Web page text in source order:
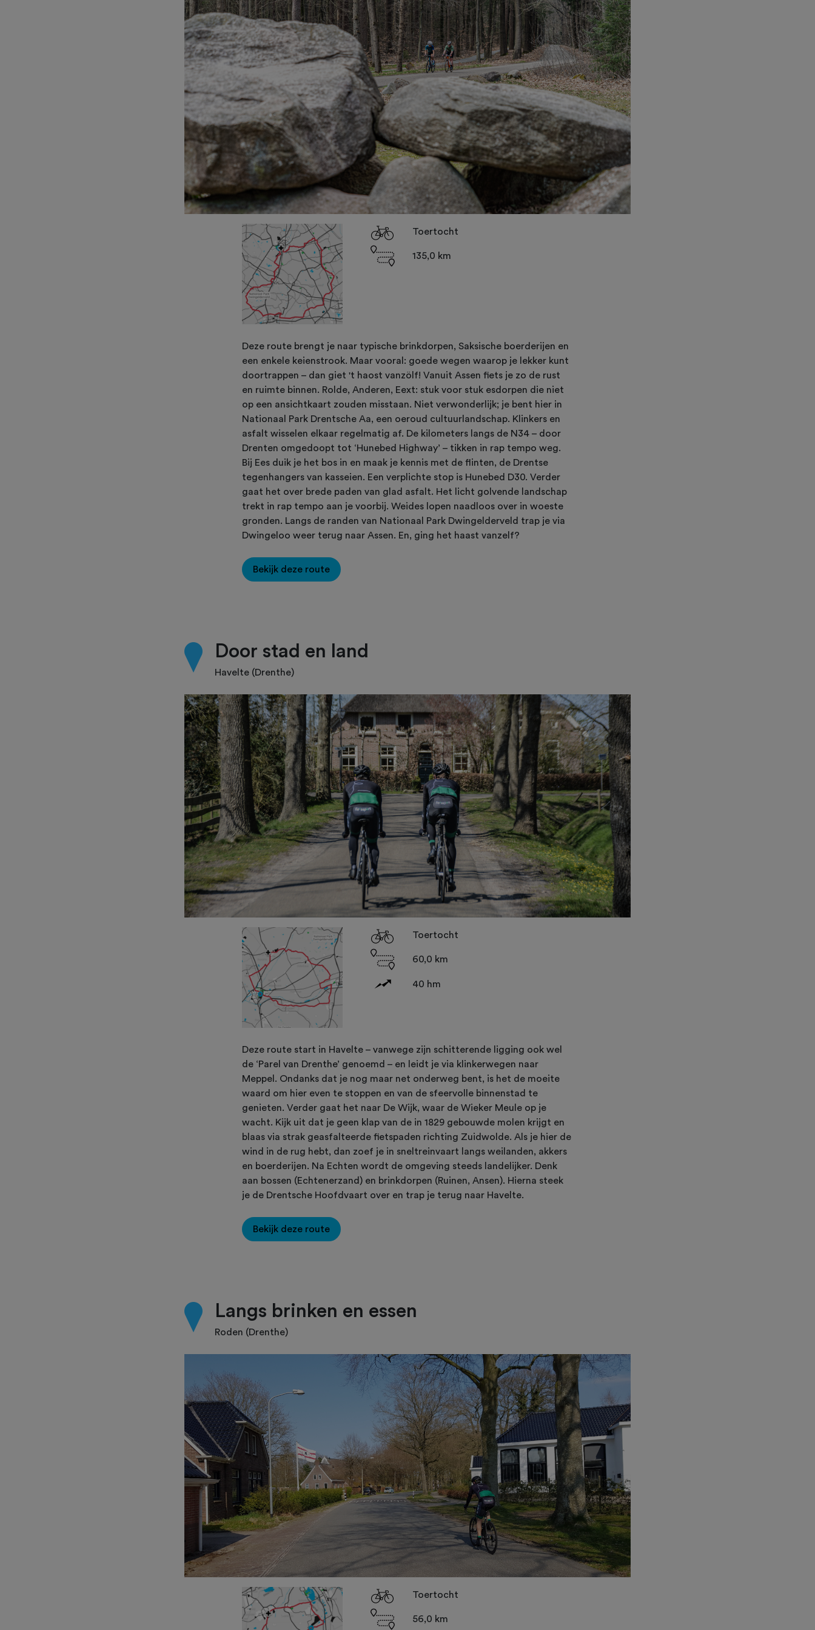
Toertocht
135,0 km
Deze route brengt je naar typische brinkdorpen, Saksische boerderijen en
een enkele keienstrook. Maar vooral: goede wegen waarop je lekker kunt
doortrappen – dan giet 't haost vanzölf! Vanuit Assen fiets je zo de rust
en ruimte binnen. Rolde, Anderen, Eext: stuk voor stuk esdorpen die niet
op een ansichtkaart zouden misstaan. Niet verwonderlijk; je bent hier in
Nationaal Park Drentsche Aa, een oeroud cultuurlandschap. Klinkers en
asfalt wisselen elkaar regelmatig af. De kilometers langs de N34 – door
Drenten omgedoopt tot ‘Hunebed Highway’ – tikken in rap tempo weg.
Bij Ees duik je het bos in en maak je kennis met de flinten, de Drentse
tegenhangers van kasseien. Een verplichte stop is Hunebed D30. Verder
gaat het over brede paden van glad asfalt. Het licht golvende landschap
trekt in rap tempo aan je voorbij. Weides lopen naadloos over in woeste
gronden. Langs de randen van Nationaal Park Dwingelderveld trap je via
Dwingeloo weer terug naar Assen. En, ging het haast vanzelf?
Bekijk deze route
Door stad en land
Havelte (Drenthe)
Toertocht
60,0 km
40 hm
Deze route start in Havelte – vanwege zijn schitterende ligging ook wel
de ‘Parel van Drenthe’ genoemd – en leidt je via klinkerwegen naar
Meppel. Ondanks dat je nog maar net onderweg bent, is het de moeite
waard om hier even te stoppen en van de sfeervolle binnenstad te
genieten. Verder gaat het naar De Wijk, waar de Wieker Meule op je
wacht. Kijk uit dat je geen klap van de in 1829 gebouwde molen krijgt en
blaas via strak geasfalteerde fietspaden richting Zuidwolde. Als je hier de
wind in de rug hebt, dan zoef je in sneltreinvaart langs weilanden, akkers
en boerderijen. Na Echten wordt de omgeving steeds landelijker. Denk
aan bossen (Echtenerzand) en brinkdorpen (Ruinen, Ansen). Hierna steek
je de Drentsche Hoofdvaart over en trap je terug naar Havelte.
Bekijk deze route
Langs brinken en essen
Roden (Drenthe)
Toertocht
56,0 km